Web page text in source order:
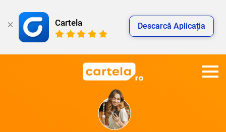
Cartela Descarcă Aplicația